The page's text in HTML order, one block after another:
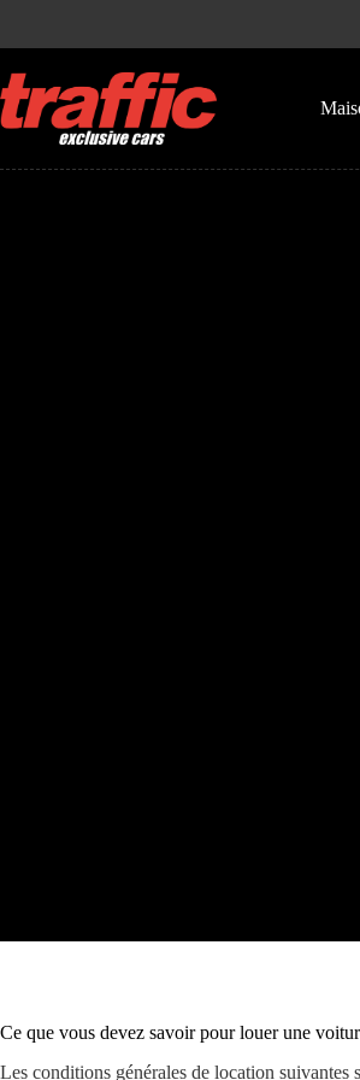
Ce que vous devez savoir pour louer une
Les conditions générales de location